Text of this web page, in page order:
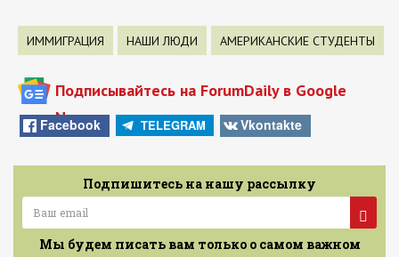
ИММИГРАЦИЯ НАШИ ЛЮДИ АМЕРИКАНСКИЕ СТУДЕНТЫ
Подписывайтесь на ForumDaily в Google
News
Facebook TELEGRAM Vkontakte
Подпишитесь на нашу рассылку
Мы будем писать вам только о самом важном